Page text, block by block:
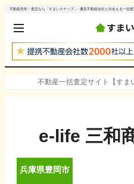
不動産売却・査定なら「すまいステップ」- 優良不動産会社と出会える一括査
不動産一括査定サイト【すま
e-life 三和
兵庫県豊岡市